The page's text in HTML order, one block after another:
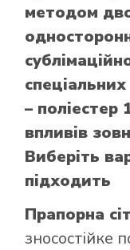
методом
– поліестер
впливів
Виберіть
підходить
Прапорна
зносостійке